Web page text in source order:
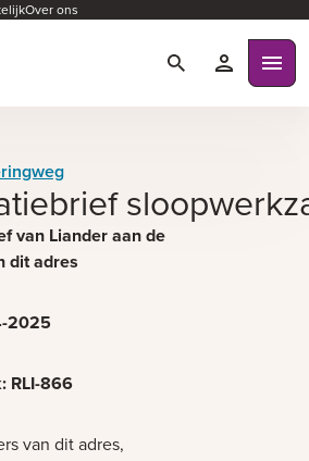
Over ons
ZoekenMijn
van Liander aan de
dit adres
2025
RLI-866
van dit adres,